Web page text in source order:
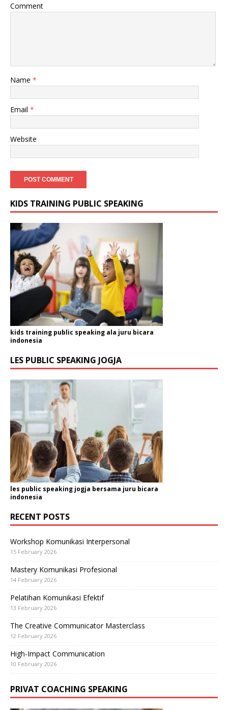
Comment
Name *
Email *
Website
KIDS TRAINING PUBLIC SPEAKING
kids training public speaking ala juru bicara
indonesia
LES PUBLIC SPEAKING JOGJA
les public speaking jogja bersama juru bicara
indonesia
RECENT POSTS
Workshop Komunikasi Interpersonal
15 February 2026
Mastery Komunikasi Profesional
14 February 2026
Pelatihan Komunikasi Efektif
13 February 2026
The Creative Communicator Masterclass
12 February 2026
High-Impact Communication
10 February 2026
PRIVAT COACHING SPEAKING